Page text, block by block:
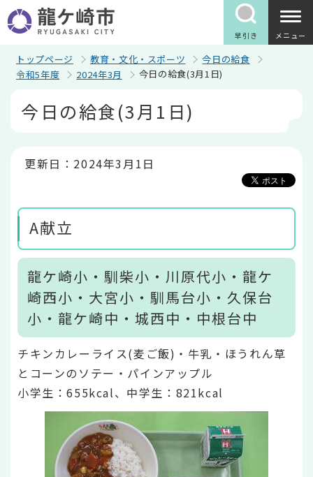
の
ペ
早引き メニュー
トップページ 教育・文化・スポーツ
今日の給食
令和5年度
2024年3月 今日の給食(3月1日)
今日の給食(3月1日)
更新日：2024年3月1日
A献立
龍ケ崎小・馴柴小・川原代小・龍ケ
崎西小・大宮小・馴馬台小・久保台
小・龍ケ崎中・城西中・中根台中
チキンカレーライス(麦ご飯)・牛乳・ほうれん草
とコーンのソテー・パインアップル
小学生：655kcal、中学生：821kcal